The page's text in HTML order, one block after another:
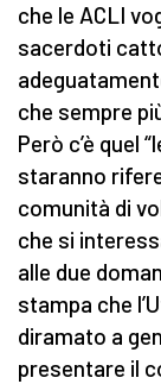
che le ACLI
sacerdoti
che sempre
Però c’è quel
staranno
comunità di
che si
alle due
stampa che
diramato a
presentare il